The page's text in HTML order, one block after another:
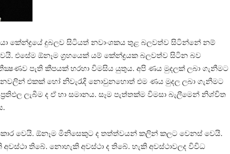
කේන්ද්‍රයේ දුබලව සිටියත් නවාංශකය තුළ බලවත්ව සිටින්නේ නම්
එසේම ඕනෑම ග්‍රහයෙක්‌ යම් කේන්ද්‍රයක බලවත්ව සිටින බව
පැති කීපයක්‌ හරහා විමසිය යුතුය. අපි ණය මුදලක්‌ ලබා ගැනීමට
එකක්‌ හෝ නිවැරැදි නොවුනහොත් එම ණය මුදල ලබා ගැනීමට
ලැබීම ද ඒ හා සමානය. සෑම පැත්තක්‌ම විමසා බැලීමෙන් නිශ්චිත
වෙයි. ඕනෑම මිනිසෙකුට ද තත්ත්වයන් කලින් කලට වෙනස්‌ වෙයි.
තිබේ. නොහැකි අවස්‌ථා ද තිබේ. හැකි අවස්‌ථාවලද විවිධ